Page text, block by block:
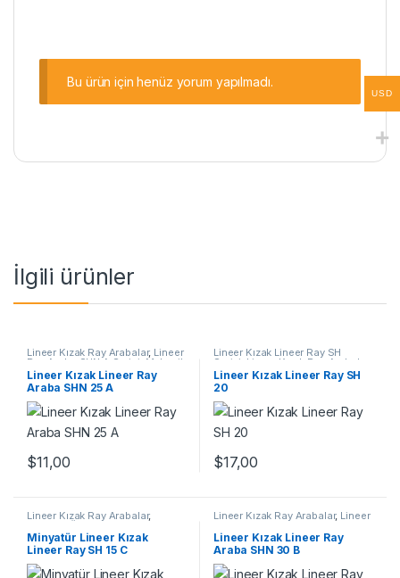
Bu ürün için henüz yorum yapılmadı.
İlgili ürünler
Lineer Kızak Ray Arabalar, Lineer
Ray Araba SHN A Serisi Mekanik
Ürünler, Ray ve Arabalar
Lineer Kızak Lineer Ray
Araba SHN 25 A
$11,00
Lineer Kızak Lineer Ray SH
Serisi Lineer Kızak Ray Arabalar
Mekanik Ürünler
Lineer Kızak Lineer Ray SH
20
$17,00
Lineer Kızak Ray Arabalar,
Mekanik Ürünler, Minyatür Lineer
Kızak Lineer Ray SH Serisi
Minyatür Lineer Kızak
Lineer Ray SH 15 C
Lineer Kızak Ray Arabalar, Lineer
Ray Araba SHN B Serisi Mekanik
Ürünler
Lineer Kızak Lineer Ray
Araba SHN 30 B
USD